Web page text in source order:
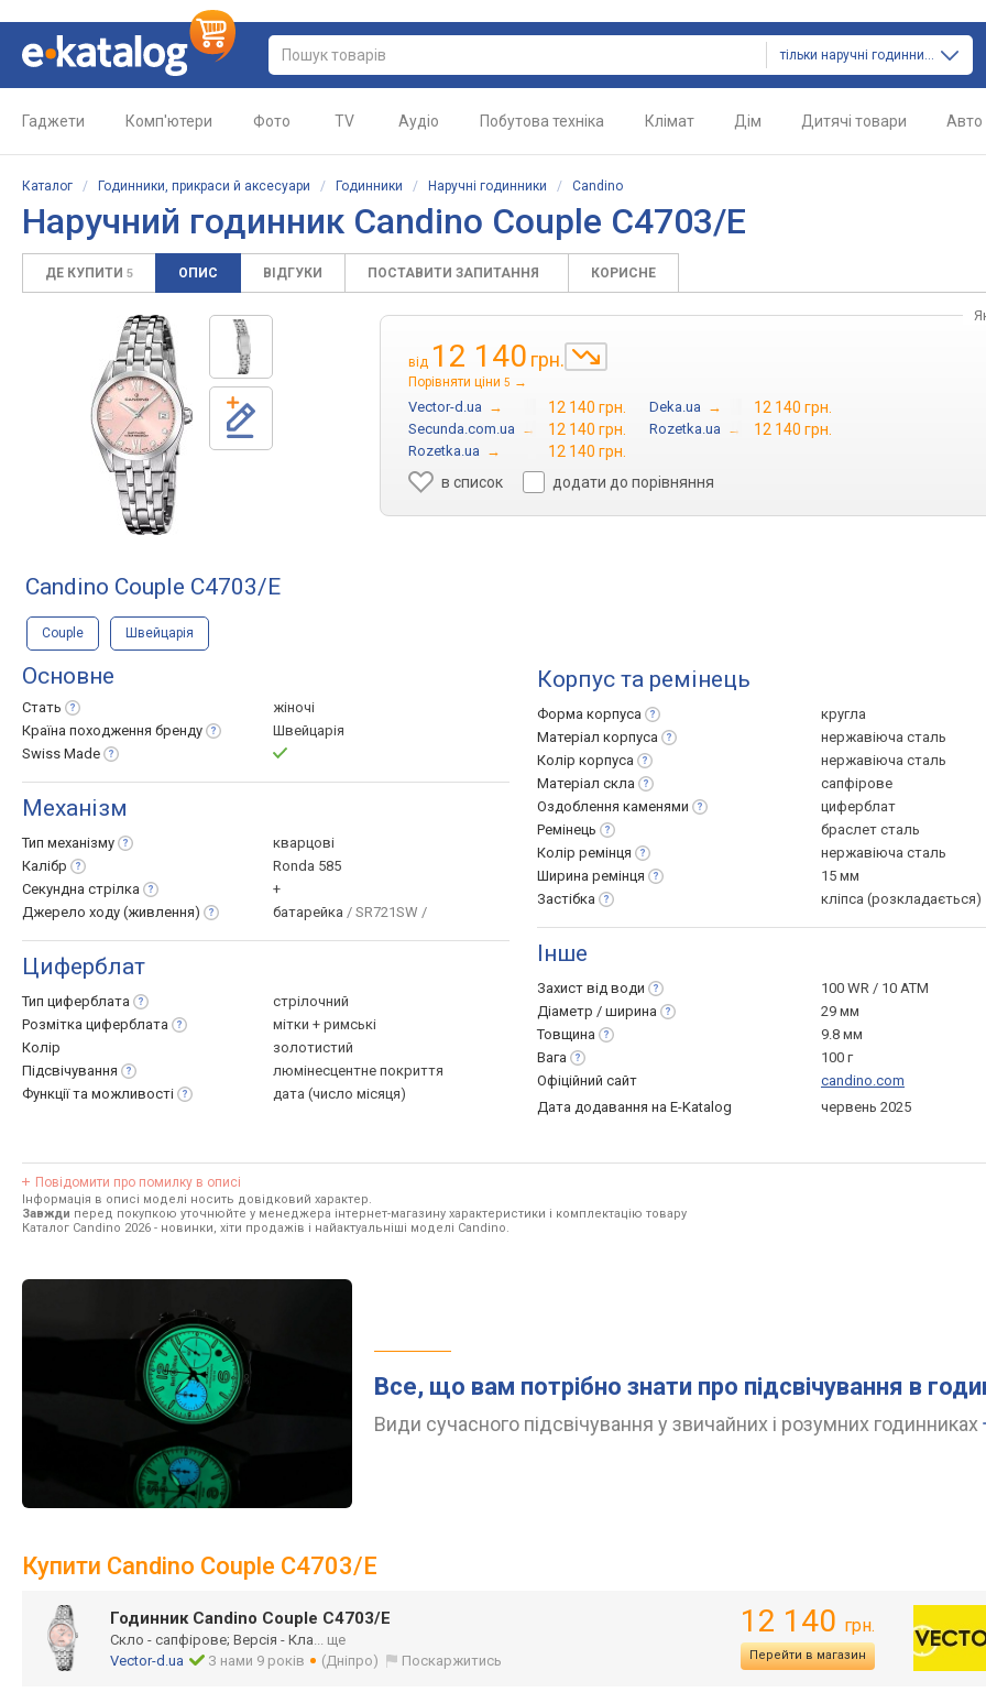
тільки наручні годинники
Гаджети Комп'ютери Фото TV Аудіо Побутова техніка Клімат Дім Дитячі товари Авто
Каталог / Годинники, прикраси й аксесуари / Годинники / Наручні годинники / Candino
Наручний годинник Candino Couple C4703/E
ДЕ КУПИТИ 5 ОПИС ВІДГУКИ ПОСТАВИТИ ЗАПИТАННЯ КОРИСНЕ
від 12 140 грн.
Порівняти ціни 5 →
Vector-d.ua → 12 140 грн. Deka.ua → 12 140 грн.
Secunda.com.ua → 12 140 грн. Rozetka.ua → 12 140 грн.
Rozetka.ua →
12 140 грн.
в список
додати до порівняння
Candino Couple C4703/E
Couple Швейцарія
Основне
Стать
жіночі
Країна походження бренду
Швейцарія
Swiss Made
Механізм
Тип механізму
кварцові
Калібр
Ronda 585
Секундна стрілка
+
Джерело ходу (живлення) батарейка / SR721SW /
Циферблат
Тип циферблата
стрілочний
Розмітка циферблата
мітки + римські
Колір
золотистий
Підсвічування
люмінесцентне покриття
Функції та можливості дата (число місяця)
Корпус та ремінець
Форма корпуса
кругла
Матеріал корпуса
нержавіюча сталь
Колір корпуса
нержавіюча сталь
Матеріал скла
сапфірове
Оздоблення каменями
циферблат
Ремінець
браслет сталь
Колір ремінця
нержавіюча сталь
Ширина ремінця
15 мм
Застібка
кліпса (розкладається)
Інше
Захист від води
100 WR / 10 ATM
Діаметр / ширина
29 мм
Товщина
9.8 мм
Вага
100 г
Офіційний сайт
candino.com
Дата додавання на E-Katalog
червень 2025
Повідомити про помилку в описі
Інформація в описі моделі носить довідковий характер.
Завжди перед покупкою уточнюйте у менеджера інтернет-магазину характеристики і комплектацію товару
Каталог Candino 2026 - новинки, хіти продажів і найактуальніші моделі Candino.
Все, що вам потрібно знати про підсвічування в
Види сучасного підсвічування у звичайних і розумних годинниках
Купити Candino Couple C4703/E
Годинник Candino Couple C4703/E
Скло - сапфірове; Версія - Кла... ще
Vector-d.ua
З нами 9 років (Дніпро) Поскаржитись
12 140 грн.
Перейти в магазин